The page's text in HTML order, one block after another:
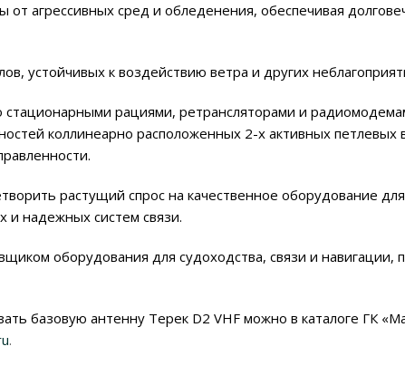
агрессивных сред и обледенения, обеспечивая
устойчивых к воздействию ветра и других
стационарными рациями, ретрансляторами и
коллинеарно расположенных 2-х активных
растущий спрос на качественное оборудование
надежных систем связи.
оборудования для судоходства, связи и навигации,
базовую антенну Терек D2 VHF можно в каталоге ГК
.